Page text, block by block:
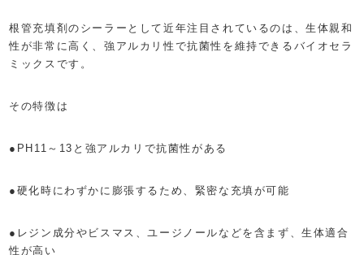
根管充填剤のシーラーとして近年注目されているのは、生体親和
性が非常に高く、強アルカリ性で抗菌性を維持できるバイオセラ
ミックスです。
その特徴は
●PH11～13と強アルカリで抗菌性がある
●硬化時にわずかに膨張するため、緊密な充填が可能
●レジン成分やビスマス、ユージノールなどを含まず、生体適合
性が高い